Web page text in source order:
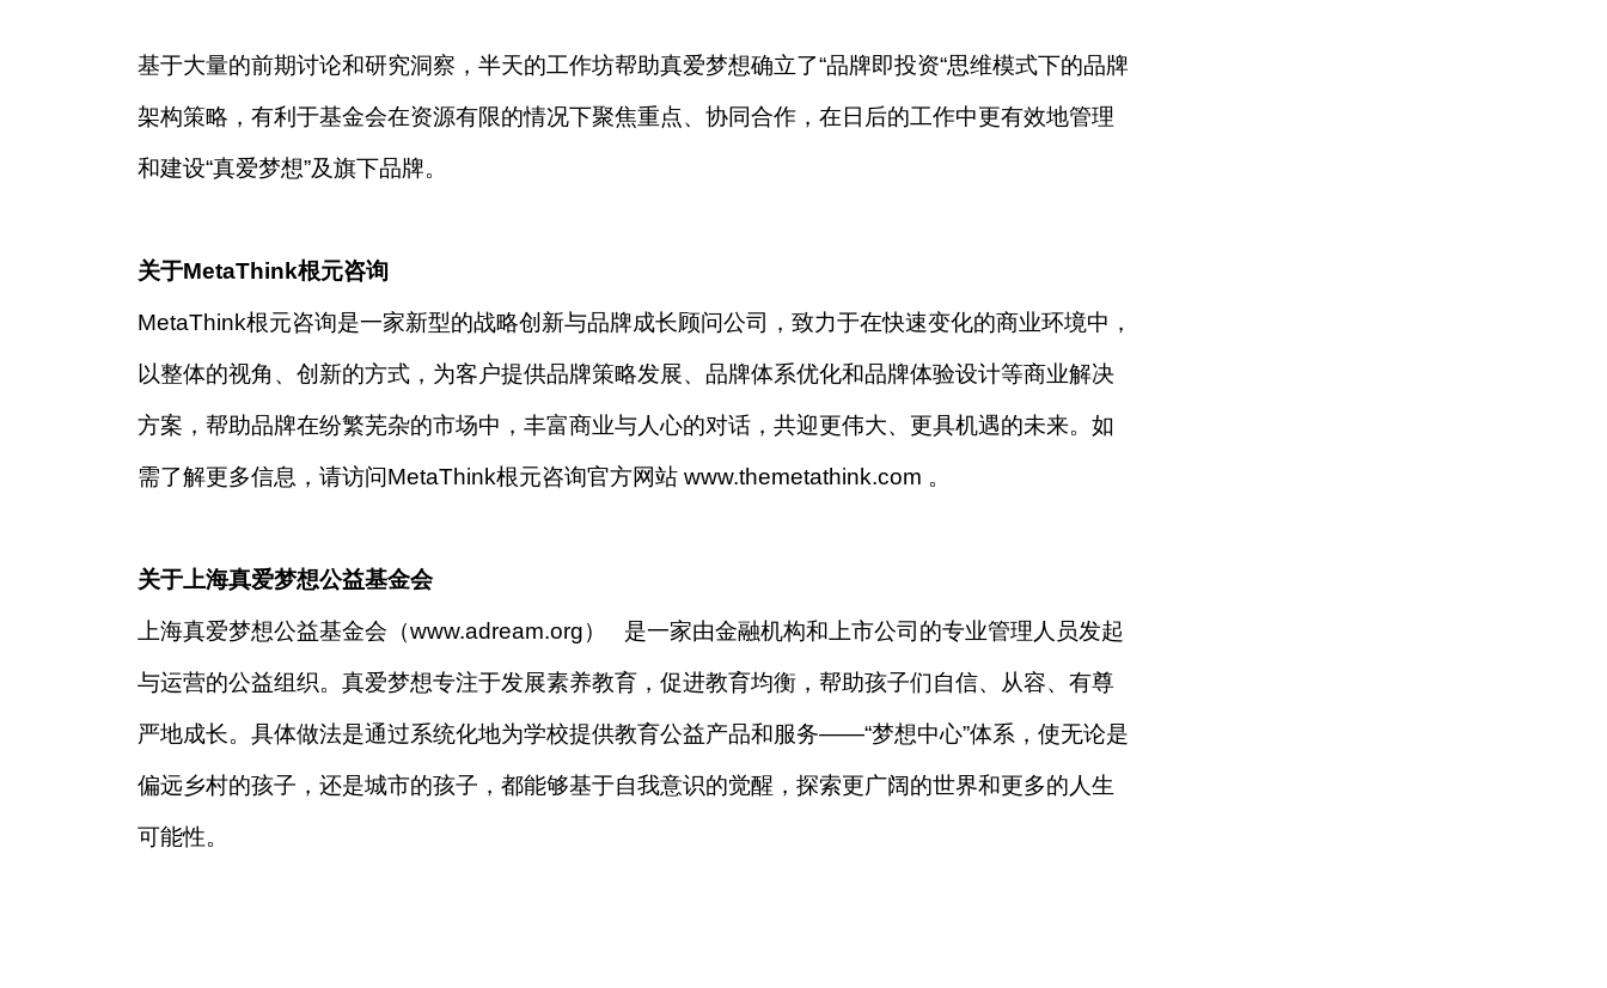
基于大量的前期讨论和研究洞察，半天的工作坊帮助真爱梦想确立了“品牌即投资“思维模式下的品牌
架构策略，有利于基金会在资源有限的情况下聚焦重点、协同合作，在日后的工作中更有效地管理
和建设“真爱梦想”及旗下品牌。
关于MetaThink根元咨询
MetaThink根元咨询是一家新型的战略创新与品牌成长顾问公司，致力于在快速变化的商业环境中，
以整体的视角、创新的方式，为客户提供品牌策略发展、品牌体系优化和品牌体验设计等商业解决
方案，帮助品牌在纷繁芜杂的市场中，丰富商业与人心的对话，共迎更伟大、更具机遇的未来。如
需了解更多信息，请访问MetaThink根元咨询官方网站 www.themetathink.com 。
关于上海真爱梦想公益基金会
上海真爱梦想公益基金会（www.adream.org） 是一家由金融机构和上市公司的专业管理人员发起
与运营的公益组织。真爱梦想专注于发展素养教育，促进教育均衡，帮助孩子们自信、从容、有尊
严地成长。具体做法是通过系统化地为学校提供教育公益产品和服务——“梦想中心”体系，使无论是
偏远乡村的孩子，还是城市的孩子，都能够基于自我意识的觉醒，探索更广阔的世界和更多的人生
可能性。